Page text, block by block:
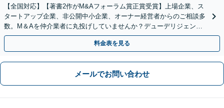
【全国対応】【著書2作がM&Aフォーラム賞正賞受賞】上場企業、ス
タートアップ企業、非公開中小企業、オーナー経営者からのご相談多
数。M＆Aを仲介業者に丸投げしていませんか？デューデリジェンス
や契約書作成・交渉はお任せください【初回無料】
料金表を見る
メールでお問い合わせ